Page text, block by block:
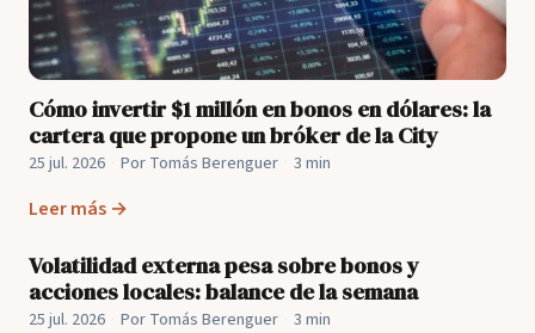
Cómo invertir $1 millón en bonos en dólares: la
cartera que propone un bróker de la City
25 jul. 2026 Por Tomás Berenguer 3 min
Leer más →
Volatilidad externa pesa sobre bonos y
acciones locales: balance de la semana
25 jul. 2026 Por Tomás Berenguer 3 min